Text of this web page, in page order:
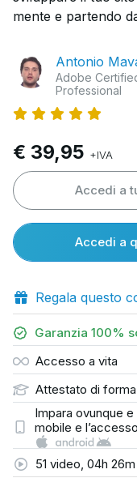
mente e partendo
Antonio
Adobe
Professional
€ 39,95 +IVA
Accedi a
Accedi a
Regala questo
Garanzia 100%
Accesso a vita
Attestato di
Impara ovunque
mobile e
51 video, 04h